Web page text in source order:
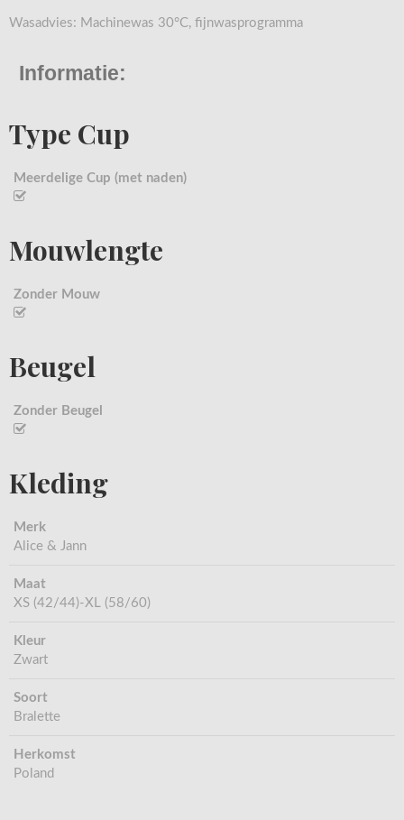
Wasadvies: Machinewas 30°C, fijnwasprogramma
Informatie:
Type Cup
Meerdelige Cup (met naden)
Mouwlengte
Zonder Mouw
Beugel
Zonder Beugel
Kleding
Merk
Alice & Jann
Maat
XS (42/44)-XL (58/60)
Kleur
Zwart
Soort
Bralette
Herkomst
Poland